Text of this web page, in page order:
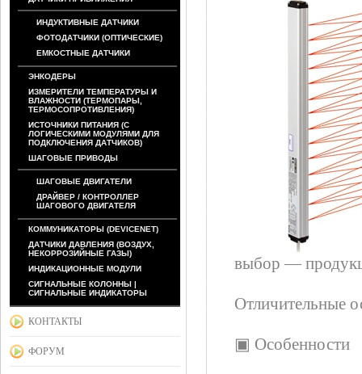
ИНДУКТИВНЫЕ ДАТЧИКИ
ФОТОДАТЧИКИ (ОПТИЧЕСКИЕ)
ЕМКОСТНЫЕ ДАТЧИКИ
ЭНКОДЕРЫ
ИЗМЕРИТЕЛИ ТЕМПЕРАТУРЫ И
ВЛАЖНОСТИ (ТЕРМОПАРЫ,
ТЕРМОСОПРОТИВЛЕНИЯ)
ИСТОЧНИКИ ПИТАНИЯ (С
ЛОГИЧЕСКИМИ МОДУЛЯМИ ДЛЯ
ПОДКЛЮЧЕНИЯ ДАТЧИКОВ)
ШАГОВЫЕ ПРИВОДЫ
ШАГОВЫЕ ДВИГАТЕЛИ
ДРАЙВЕР / КОНТРОЛЛЕР
ШАГОВОГО ДВИГАТЕЛЯ
КОММУНИКАТОРЫ (DEVICENET)
ДАТЧИКИ ДАВЛЕНИЯ (ВОЗДУХ,
НЕКОРРОЗИЙНЫЕ ГАЗЫ)
ИНДИКАЦИОННЫЕ МОДУЛИ
СИГНАЛЬНЫЕ КОЛОННЫ |
СИГНАЛЬНЫЕ ИНДИКАТОРЫ
КОНТАКТЫ
ФОРУМ
выбор —
Отличительные
▣ Особенности